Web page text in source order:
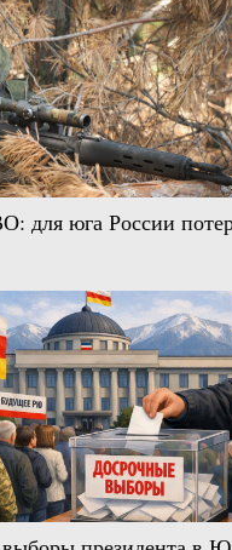
для юга России